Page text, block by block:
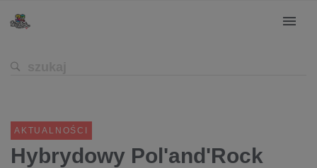
AKTUALNOŚCI
Hybrydowy Pol'and'Rock